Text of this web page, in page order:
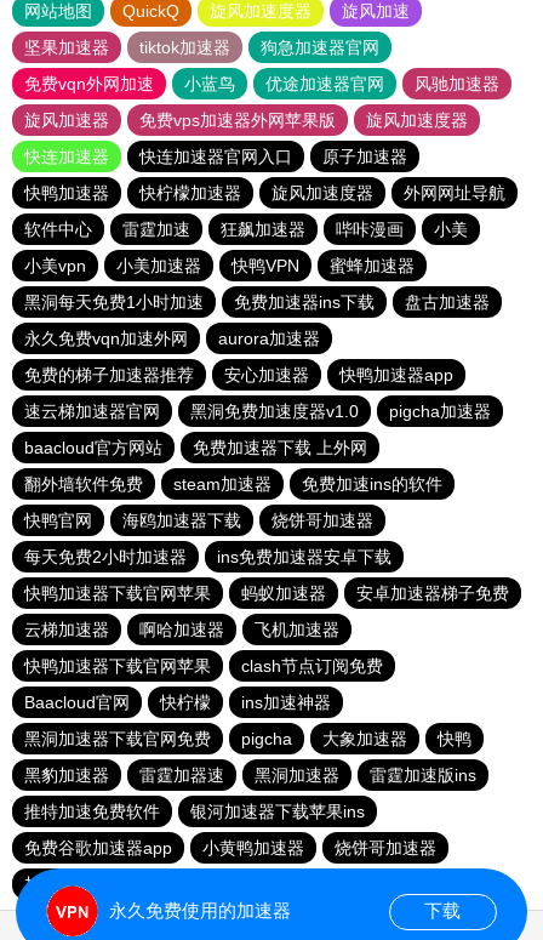
网站地图 QuickQ 旋风加速度器
旋风加速
坚果加速器
tiktok加速器
狗急加速器官网
免费vqn外网加速
小蓝鸟 优途加速器官网
风驰加速器
旋风加速器
免费vps加速器外网苹果版
旋风加速度器
快连加速器
快连加速器官网入口
原子加速器
快鸭加速器
快柠檬加速器 旋风加速度器
外网网址导航
软件中心
雷霆加速 狂飙加速器 哔咔漫画
小美
小美vpn
小美加速器 快鸭VPN
蜜蜂加速器
黑洞每天免费1小时加速
免费加速器ins下载
盘古加速器
永久免费vqn加速外网
aurora加速器
免费的梯子加速器推荐
安心加速器
快鸭加速器app
速云梯加速器官网
黑洞免费加速度器v1.0
pigcha加速器
baacloud官方网站
免费加速器下载 上外网
翻外墙软件免费
steam加速器
免费加速ins的软件
快鸭官网
海鸥加速器下载
烧饼哥加速器
每天免费2小时加速器
ins免费加速器安卓下载
快鸭加速器下载官网苹果
蚂蚁加速器
安卓加速器梯子免费
云梯加速器
啊哈加速器
飞机加速器
快鸭加速器下载官网苹果
clash节点订阅免费
Baacloud官网
快柠檬
ins加速神器
黑洞加速器下载官网免费
pigcha 大象加速器
快鸭
黑豹加速器
雷霆加器速 黑洞加速器
雷霆加速版ins
推特加速免费软件
银河加速器下载苹果ins
免费谷歌加速器app
小黄鸭加速器
烧饼哥加速器
加速npv
永久免费使用的加速器 下载